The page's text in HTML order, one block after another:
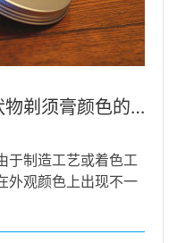
分光测色仪用于控制糊状物剃须膏颜色的一致性
于制造工艺或着色工
外观颜色上出现不一